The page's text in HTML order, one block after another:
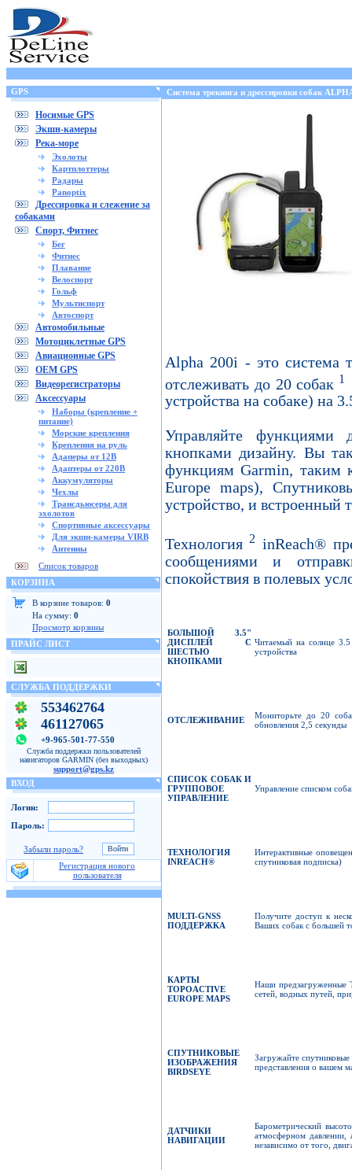
GPS
Носимые GPS
Экшн-камеры
Река-море
Эхолоты
Картплоттеры
Радары
Panoptix
Дрессировка и слежение за
собаками
Спорт, Фитнес
Бег
Фитнес
Плавание
Велоспорт
Гольф
Мультиспорт
Автоспорт
Автомобильные
Мотоциклетные GPS
Авиационные GPS
OEM GPS
Видеорегистраторы
Аксессуары
Наборы (крепление +
питание)
Морские крепления
Крепления на руль
Адаперы от 12В
Адаптеры от 220В
Аккумуляторы
Чехлы
Трансдьюсеры для
эхолотов
Спортивные аксессуары
Для экшн-камеры VIRB
Антенны
Список товаров
КОРЗИНА
В корзине товаров: 0
На сумму: 0
Просмотр корзины
ПРАЙС ЛИСТ
СЛУЖБА ПОДДЕРЖКИ
553462764
461127065
+9-965-501-77-550
Служба поддержки пользователей
навигаторов GARMIN (без выходных)
support@gps.kz
ВХОД
Логин:
Пароль:
Забыли пароль?
Регистрация нового
пользователя
Cистема трекинга и дрессировки собак
Alpha 200i - это система
отслеживать до 20 собак 1
устройства на собаке) на
Управляйте функциями
кнопками дизайну. Вы
функциям Garmin, таким
Europe maps),
устройство, и встроенный
Технология 2 inReach®
сообщениями и
спокойствия в полевых
БОЛЬШОЙ 3.5"
ДИСПЛЕЙ
С
ШЕСТЬЮ
КНОПКАМИ
Читаемый на солнце
устройства
ОТСЛЕЖИВАНИЕ
Мониторьте до 20
обновления 2,5 секунды
СПИСОК СОБАК И
ГРУППОВОЕ
УПРАВЛЕНИЕ
Управление списком
ТЕХНОЛОГИЯ
INREACH®
Интерактивные
спутниковая подписка)
MULTI-GNSS
ПОДДЕРЖКА
Получите доступ к
Ваших собак с большей
КАРТЫ
TOPOACTIVE
EUROPE MAPS
Наши предзагруженные
сетей, водных путей,
СПУТНИКОВЫЕ
ИЗОБРАЖЕНИЯ
BIRDSEYE
Загружайте
представления о вашем
ДАТЧИКИ
НАВИГАЦИИ
Барометрический
атмосферном давлении,
независимо от того,